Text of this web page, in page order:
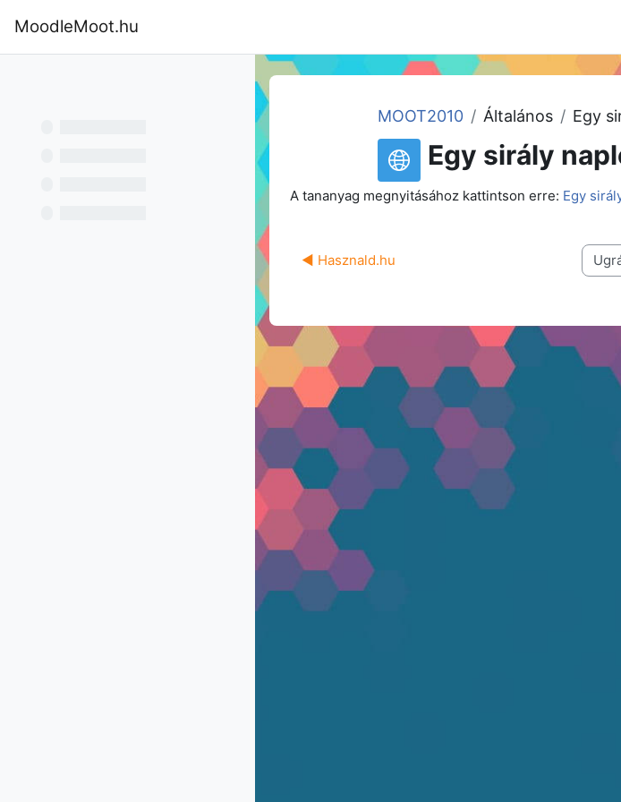
MoodleMoot.hu
MOOT2010 Általános Egy
Egy sirály
A tananyag megnyitásához kattintson erre: Egy
◀︎ Hasznald.hu Ugrás...